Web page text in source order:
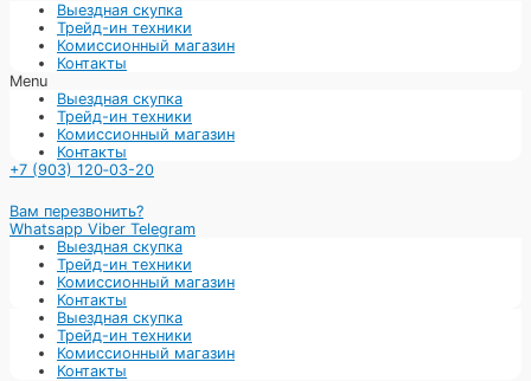
Выездная скупка
Трейд-ин техники
Комиссионный магазин
Контакты
Menu
Выездная скупка
Трейд-ин техники
Комиссионный магазин
Контакты
+7 (903) 120‑03-20
Вам перезвонить?
Whatsapp Viber Telegram
Выездная скупка
Трейд-ин техники
Комиссионный магазин
Контакты
Выездная скупка
Трейд-ин техники
Комиссионный магазин
Контакты